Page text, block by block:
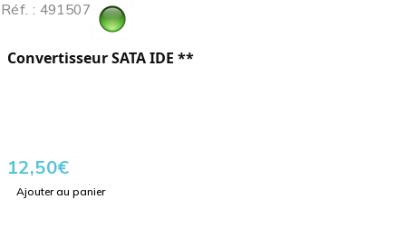
Réf. : 491507
Convertisseur SATA IDE **
12,50€
Ajouter au panier